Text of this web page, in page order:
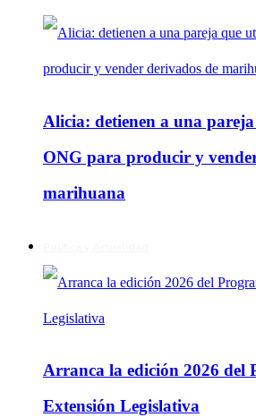
Alicia: detienen a una
ONG para producir y
marihuana
Arranca la edición 2026 del
Extensión Legislativa